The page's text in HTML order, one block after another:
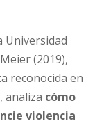
Universidad
(2019),
reconocida en
analiza cómo
violencia